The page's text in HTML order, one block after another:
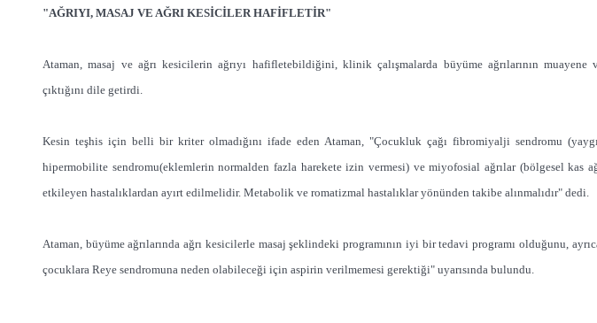
"AĞRIYI, MASAJ VE AĞRI KESİCİLER HAFİFLETİR"
Ataman, masaj ve ağrı kesicilerin ağrıyı hafifletebildiğini, klinik çalışmalarda büyüme ağrılarının muayene
çıktığını dile getirdi.
Kesin teşhis için belli bir kriter olmadığını ifade eden Ataman, "Çocukluk çağı fibromiyalji sendromu
hipermobilite sendromu(eklemlerin normalden fazla harekete izin vermesi) ve miyofosial ağrılar (bölgesel kas
etkileyen hastalıklardan ayırt edilmelidir. Metabolik ve romatizmal hastalıklar yönünden takibe alınmalıdır" dedi.
Ataman, büyüme ağrılarında ağrı kesicilerle masaj şeklindeki programının iyi bir tedavi programı olduğunu,
çocuklara Reye sendromuna neden olabileceği için aspirin verilmemesi gerektiği" uyarısında bulundu.